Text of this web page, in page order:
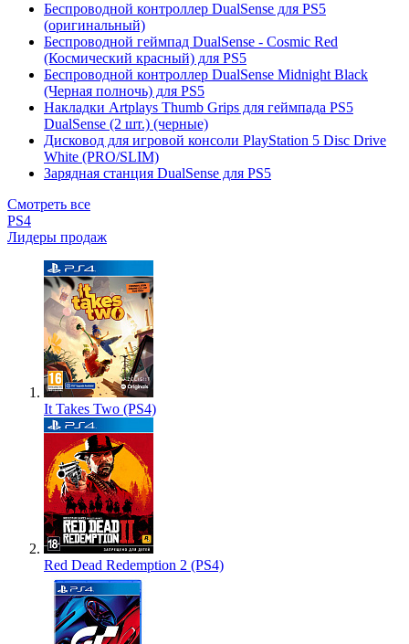
Беспроводной контроллер DualSense для PS5
(оригинальный)
Беспроводной геймпад DualSense - Cosmic Red
(Космический красный) для PS5
Беспроводной контроллер DualSense Midnight Black
(Черная полночь) для PS5
Накладки Artplays Thumb Grips для геймпада PS5
DualSense (2 шт.) (черные)
Дисковод для игровой консоли PlayStation 5 Disc Drive
White (PRO/SLIM)
Зарядная станция DualSense для PS5
Смотреть все
PS4
Лидеры продаж
It Takes Two (PS4)
Red Dead Redemption 2 (PS4)